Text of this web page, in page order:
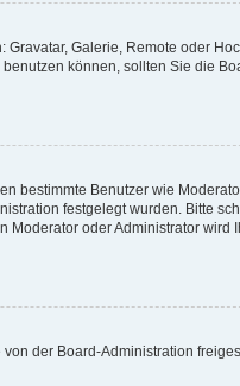
Gravatar, Galerie, Remote oder
können, sollten Sie die
bestimmte Benutzer wie
festgelegt wurden. Bitte
oder Administrator wird
der Board-Administration